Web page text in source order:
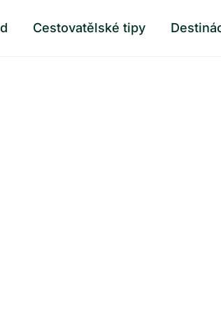
Cestovatělské tipy